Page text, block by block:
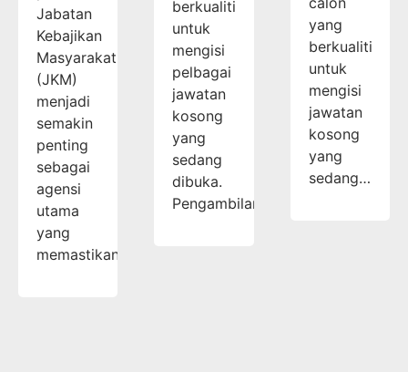
Jabatan
Kebajikan
Masyarakat
(JKM)
menjadi
semakin
penting
sebagai
agensi
utama
yang
memastikan…
berkualiti
untuk
mengisi
pelbagai
jawatan
kosong
yang
sedang
dibuka.
Pengambilan…
yang
berkualiti
untuk
mengisi
jawatan
kosong
yang
sedang…